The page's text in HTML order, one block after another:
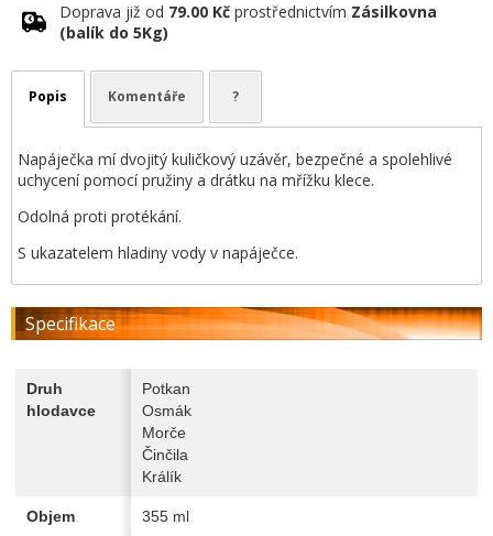
Doprava již od 79.00 Kč prostřednictvím Zásilkovna
(balík do 5Kg)
Popis Komentáře ?
Napáječka mí dvojitý kuličkový uzávěr, bezpečné a spolehlivé
uchycení pomocí pružiny a drátku na mřížku klece.
Odolná proti protékání.
S ukazatelem hladiny vody v napáječce.
Specifikace
Druh
hlodavce
Potkan
Osmák
Morče
Činčila
Králík
Objem 355 ml